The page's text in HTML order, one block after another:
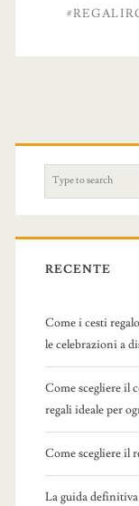
e
r
c
o
r
:
RECENTE
Come i cesti
le celebrazioni a
Come scegliere il
regali ideale per
Come scegliere il
La guida